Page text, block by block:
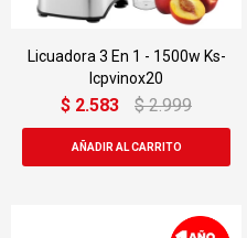
Licuadora 3 En 1 - 1500w Ks-
lcpvinox20
$ 2.583 $ 2.999